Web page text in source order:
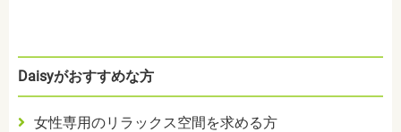
Daisyがおすすめな方
女性専用のリラックス空間を求める方